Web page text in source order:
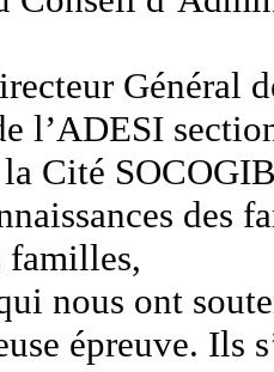
Général
l’ADESI
Cité
des
familles,
nous ont
épreuve. Ils